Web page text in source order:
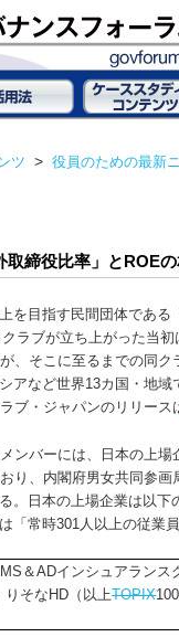
ツ > 役員のための最新
取締役比率」とROE
を目指す民間団体であ
ラブが立ち上がった当
、そこに至るまでの同
アなど世界13カ国・地
ブ・ジャパンのリリース
ンバーには、日本の上
り、内閣府男女共同参
。日本の上場企業は以
「常時301人以上の従業
＆ADインシュアランス
りそなHD（以上TOPIX